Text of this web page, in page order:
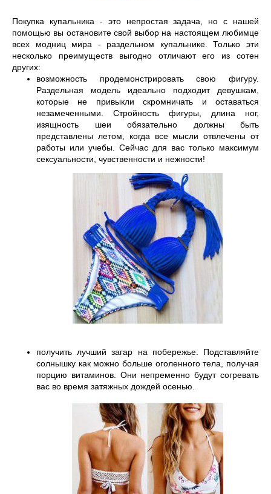
Покупка купальника - это непростая задача, но с нашей
помощью вы остановите свой выбор на настоящем любимце
всех модниц мира - раздельном купальнике. Только эти
несколько преимуществ выгодно отличают его из сотен
других:
возможность продемонстрировать свою фигуру.
Раздельная модель идеально подходит девушкам,
которые не привыкли скромничать и оставаться
незамеченными. Стройность фигуры, длина ног,
изящность шеи обязательно должны быть
представлены летом, когда все мысли отвлечены от
работы или учебы. Сейчас для вас только максимум
сексуальности, чувственности и нежности!
получить лучший загар на побережье. Подставляйте
солнышку как можно больше оголенного тела, получая
порцию витаминов. Они непременно будут согревать
вас во время затяжных дождей осенью.